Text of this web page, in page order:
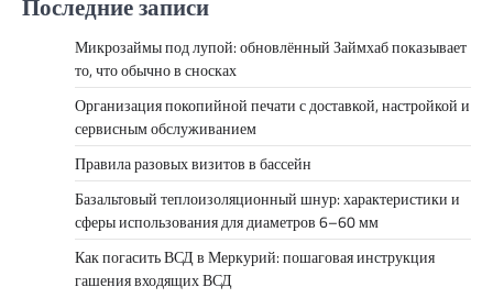
Микрозаймы под лупой: обновлённый Займхаб показывает
то, что обычно в сносках
Организация покопийной печати с доставкой, настройкой и
сервисным обслуживанием
Правила разовых визитов в бассейн
Базальтовый теплоизоляционный шнур: характеристики и
сферы использования для диаметров 6–60 мм
Как погасить ВСД в Меркурий: пошаговая инструкция
гашения входящих ВСД